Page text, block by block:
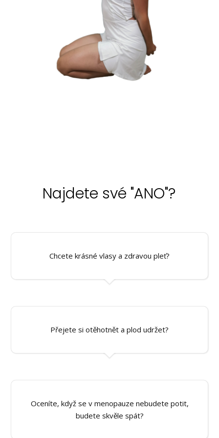
Najdete své "ANO"?
Chcete krásné vlasy a zdravou pleť?
Přejete si otěhotnět a plod udržet?
Oceníte, když se v menopauze nebudete potit,
budete skvěle spát?